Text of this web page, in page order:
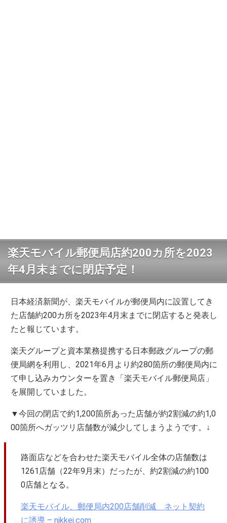
楽天モバイル郵便局店約200カ所を2023
年4月末までに閉店予定！
日本経済新聞が、楽天モバイルが郵便局内に設置してき
た店舗約200カ所を2023年4月末までに閉店すると発表し
たと報じています。
楽天グループと資本業務提携する日本郵政グループの郵
便局網を利用し、2021年6月より約280箇所の郵便局内に
て申し込みカウンターを置き「楽天モバイル郵便局店」
を展開していました。
▼今回の閉店で約1,200箇所あった店舗が約2割減の約1,0
00箇所へガッツリ店舗数が減少してしまうようです。↓
路面店などを合わせた楽天モバイル全体の店舗数は
1261店舗（22年9月末）だったが、約2割減の約100
0店舗となる。
楽天モバイル、郵便局内200店舗削減 ネット契約
に誘導 – nikkei.com